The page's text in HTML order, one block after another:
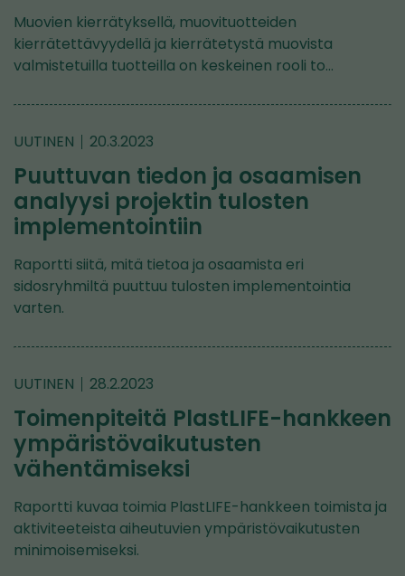
Muovien kierrätyksellä, muovituotteiden
kierrätettävyydellä ja kierrätetystä muovista
valmistetuilla tuotteilla on keskeinen rooli to…
UUTINEN 20.3.2023
Puuttuvan tiedon ja osaamisen
analyysi projektin tulosten
implementointiin
Raportti siitä, mitä tietoa ja osaamista eri
sidosryhmiltä puuttuu tulosten implementointia
varten.
UUTINEN 28.2.2023
Toimenpiteitä PlastLIFE-hankkeen
ympäristövaikutusten
vähentämiseksi
Raportti kuvaa toimia PlastLIFE-hankkeen toimista ja
aktiviteeteista aiheutuvien ympäristövaikutusten
minimoisemiseksi.